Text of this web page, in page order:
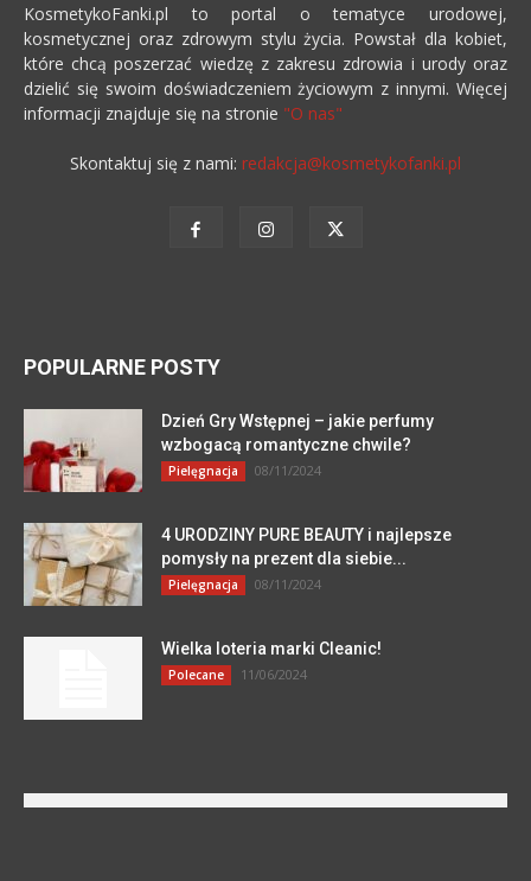
KosmetykoFanki.pl to portal o tematyce urodowej,
kosmetycznej oraz zdrowym stylu życia. Powstał dla kobiet,
które chcą poszerzać wiedzę z zakresu zdrowia i urody oraz
dzielić się swoim doświadczeniem życiowym z innymi. Więcej
informacji znajduje się na stronie "O nas"
Skontaktuj się z nami: redakcja@kosmetykofanki.pl
POPULARNE POSTY
Dzień Gry Wstępnej – jakie perfumy
wzbogacą romantyczne chwile?
Pielęgnacja 08/11/2024
4 URODZINY PURE BEAUTY i najlepsze
pomysły na prezent dla siebie...
Pielęgnacja 08/11/2024
Wielka loteria marki Cleanic!
Polecane 11/06/2024